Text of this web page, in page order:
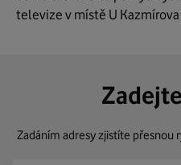
televize v místě U
Zadáním adresy zjistíte přesnou